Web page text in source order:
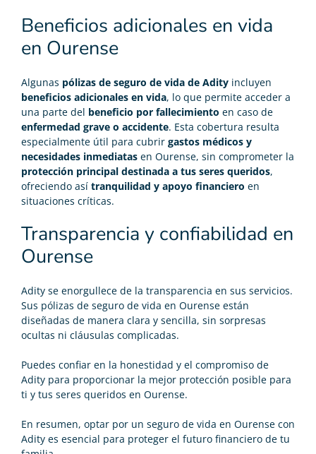
Beneficios adicionales en vida
en Ourense
Algunas pólizas de seguro de vida de Adity incluyen
beneficios adicionales en vida, lo que permite acceder a
una parte del beneficio por fallecimiento en caso de
enfermedad grave o accidente. Esta cobertura resulta
especialmente útil para cubrir gastos médicos y
necesidades inmediatas en Ourense, sin comprometer la
protección principal destinada a tus seres queridos,
ofreciendo así tranquilidad y apoyo financiero en
situaciones críticas.
Transparencia y confiabilidad en
Ourense
Adity se enorgullece de la transparencia en sus servicios.
Sus pólizas de seguro de vida en Ourense están
diseñadas de manera clara y sencilla, sin sorpresas
ocultas ni cláusulas complicadas.
Puedes confiar en la honestidad y el compromiso de
Adity para proporcionar la mejor protección posible para
ti y tus seres queridos en Ourense.
En resumen, optar por un seguro de vida en Ourense con
Adity es esencial para proteger el futuro financiero de tu